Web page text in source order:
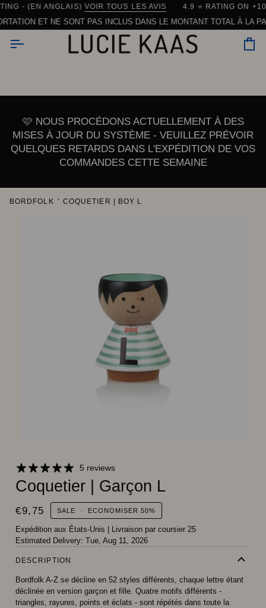
Skip
to
content
À 150 € AU SEIN DE L'UE (HORS VAISSELLE)
EXPÉDITION RAPIDE DU DANEMARK | 90% DES
- (EN ANGLAIS) VOIR TOUS LES AVIS 4.9 ⭐️ RATING ON
ET NE SONT PAS INCLUS DANS LE MONTANT TOTAL À LA
🩷 NOUS PROCÉDONS ACTUELLEMENT À DES
MISES À JOUR DU SYSTÈME - VEUILLEZ PRÉVOIR
QUELQUES RETARDS DANS L'EXPÉDITION DE VOS
COMMANDES CETTE SEMAINE
BORDFOLK ' COQUETIER | BOY L
5 reviews
Coquetier | Garçon L
€9,75 SALE - ECONOMISER50%
Expédition aux États-Unis
Livraison par coursier 25
Estimated Delivery: Tue, Aug 11, 2026
DESCRIPTION
Bordfolk A-Z se décline en 52 styles différents, chaque lettre étant
déclinée en version garçon et fille. Quatre motifs différents -
triangles, rayures, points et éclats - sont répétés dans toute la